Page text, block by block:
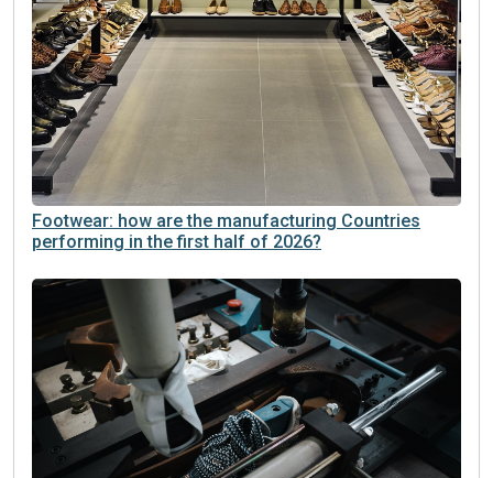
Footwear: how are the manufacturing Countries
performing in the first half of 2026?